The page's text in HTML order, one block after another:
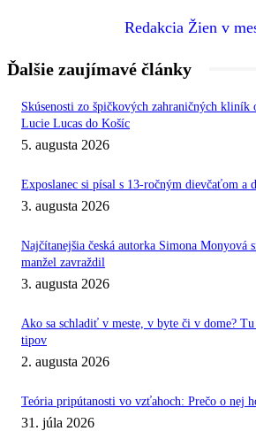
Redakcia Žien v
Ďalšie zaujímavé články
Skúsenosti zo špičkových zahraničných kliník
Lucie Lucas do Košíc
5. augusta 2026
Exposlanec si písal s 13-ročným dievčaťom a
3. augusta 2026
Najčítanejšia česká autorka Simona Monyová
manžel zavraždil
3. augusta 2026
Ako sa schladiť v meste, v byte či v dome? Tu
tipov
2. augusta 2026
Teória pripútanosti vo vzťahoch: Prečo o nej
31. júla 2026